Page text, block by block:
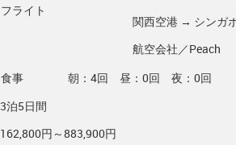
フライト
関西空港 → シンガ
航空会社／Peach
食事
朝：4回 昼：0回 夜：0回
3泊5日間
162,800円～883,900円